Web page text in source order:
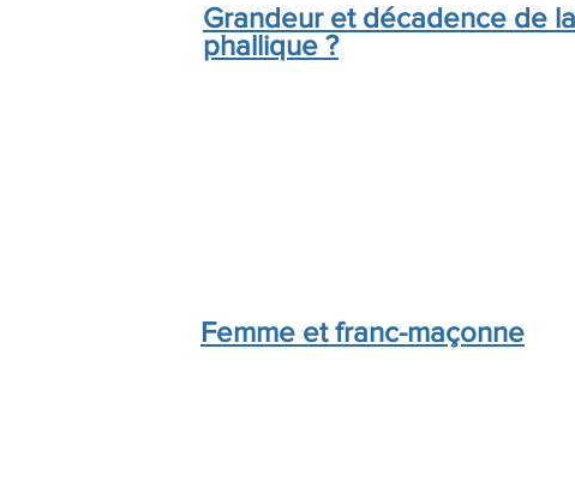
Grandeur et décadence de
phallique ?
Femme et franc-maçonne